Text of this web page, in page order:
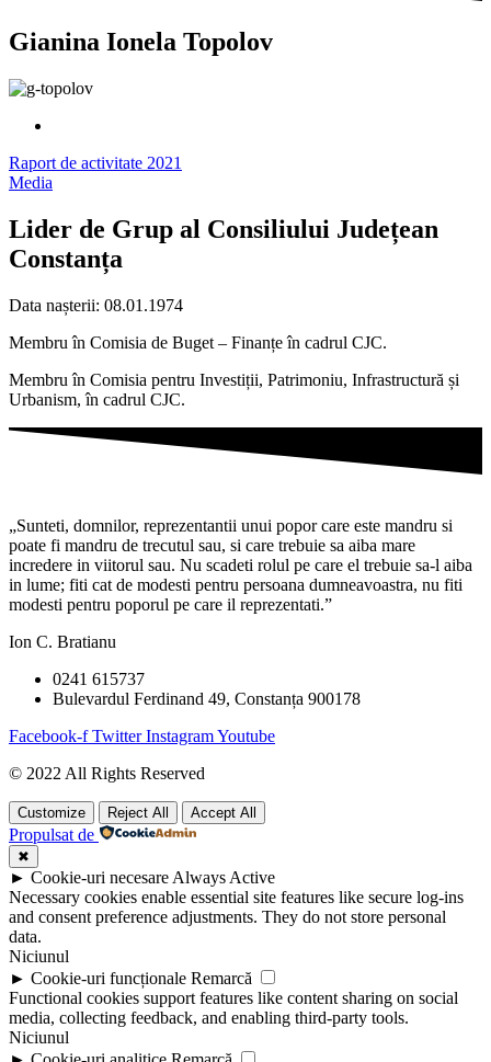
Gianina Ionela Topolov
Raport de activitate 2021
Media
Lider de Grup al Consiliului Județean
Constanța
Data nașterii: 08.01.1974
Membru în Comisia de Buget – Finanțe în cadrul CJC.
Membru în Comisia pentru Investiții, Patrimoniu, Infrastructură și
Urbanism, în cadrul CJC.
„Sunteti, domnilor, reprezentantii unui popor care este mandru si
poate fi mandru de trecutul sau, si care trebuie sa aiba mare
incredere in viitorul sau. Nu scadeti rolul pe care el trebuie sa-l aiba
in lume; fiti cat de modesti pentru persoana dumneavoastra, nu fiti
modesti pentru poporul pe care il reprezentati.”
Ion C. Bratianu
0241 615737
Bulevardul Ferdinand 49, Constanța 900178
Facebook-f Twitter InstagramYoutube
© 2022 All Rights Reserved
Customize Reject All Accept All
Propulsat de
✖
► Cookie-uri necesare Always Active
Necessary cookies enable essential site features like secure log-ins
and consent preference adjustments. They do not store personal
data.
Niciunul
► Cookie-uri funcționale Remarcă
Functional cookies support features like content sharing on social
media, collecting feedback, and enabling third-party tools.
Niciunul